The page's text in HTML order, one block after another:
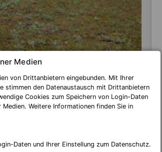
Medien
von Drittanbietern eingebunden. Mit Ihrer
stimmen den Datenaustausch mit Drittanbietern
Cookies zum Speichern von Login-Daten
Weitere Informationen finden Sie in
Daten und Ihrer Einstellung zum Datenschutz.